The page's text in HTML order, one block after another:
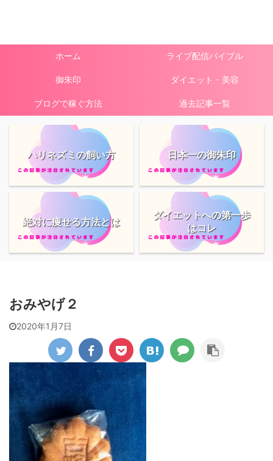
ホーム ライブ配信バイブル
御朱印 ダイエット・美容
ブログで稼ぐ方法 過去記事一覧
ハリネズミの飼い方 日本一の御朱印
絶対に痩せる方法とは
ダイエットへの第一歩
はコレ
おみやげ２
2020年1月7日